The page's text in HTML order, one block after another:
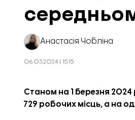
Анастасія Чобліна
06.03.2024 | 15:15
Станом на 1 березня 2024
729 робочих місць, а на